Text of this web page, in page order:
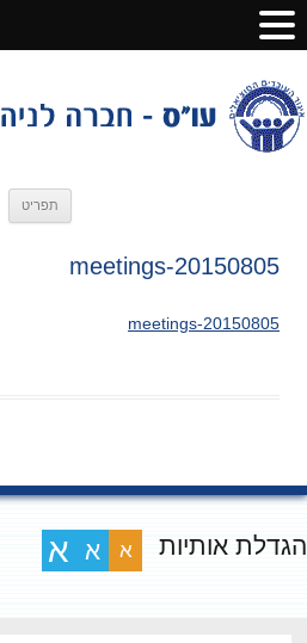
תפריט
20150805-meetings
20150805-meetings
אותיות א א א